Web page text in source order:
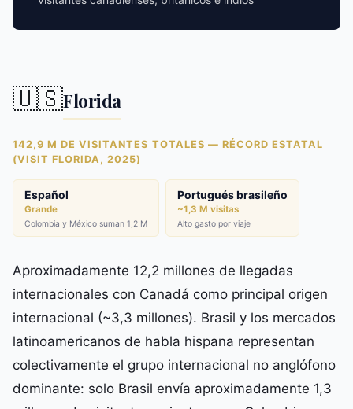
🇺🇸Florida
142,9 M DE VISITANTES TOTALES — RÉCORD ESTATAL
(VISIT FLORIDA, 2025)
Español
Grande
Colombia y México suman 1,2 M
Portugués brasileño
~1,3 M visitas
Alto gasto por viaje
Aproximadamente 12,2 millones de llegadas
internacionales con Canadá como principal origen
internacional (~3,3 millones). Brasil y los mercados
latinoamericanos de habla hispana representan
colectivamente el grupo internacional no anglófono
dominante: solo Brasil envía aproximadamente 1,3